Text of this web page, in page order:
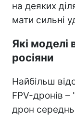
на деяких
мати сильні
Які моделі
росіяни
Найбільш
FPV-дронів
дрон